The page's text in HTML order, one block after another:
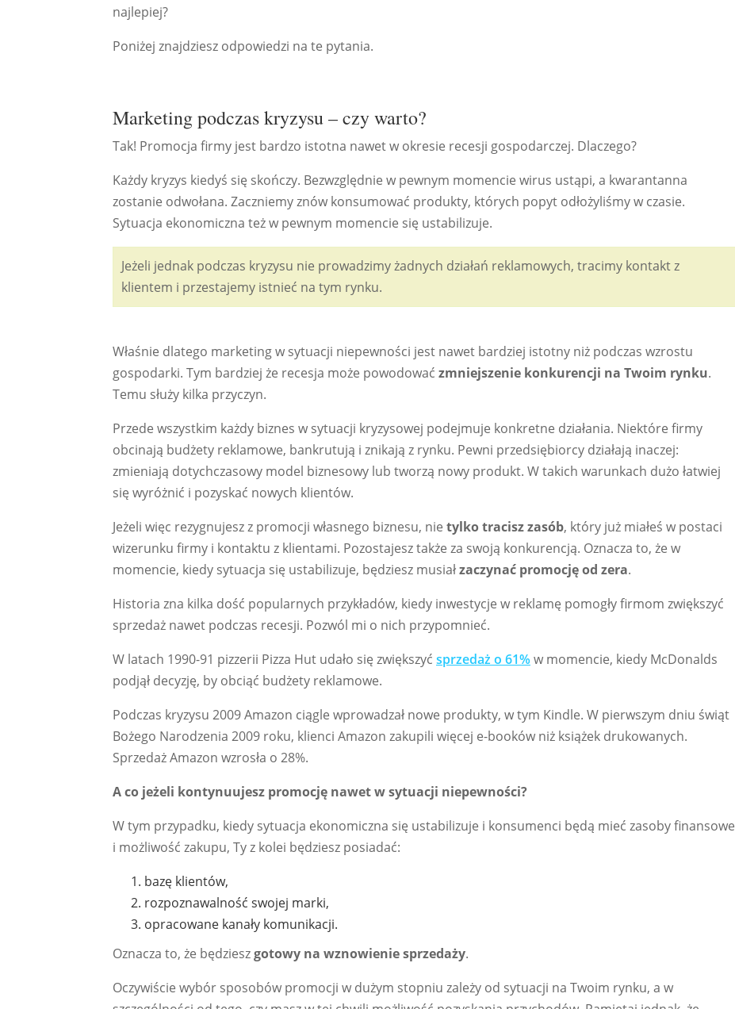
najlepiej?
Poniżej znajdziesz odpowiedzi na te pytania.
Marketing podczas kryzysu – czy warto?
Tak! Promocja firmy jest bardzo istotna nawet w okresie recesji gospodarczej. Dlaczego?
Każdy kryzys kiedyś się skończy. Bezwzględnie w pewnym momencie wirus ustąpi, a kwarantanna
zostanie odwołana. Zaczniemy znów konsumować produkty, których popyt odłożyliśmy w czasie.
Sytuacja ekonomiczna też w pewnym momencie się ustabilizuje.
Jeżeli jednak podczas kryzysu nie prowadzimy żadnych działań reklamowych, tracimy kontakt z
klientem i przestajemy istnieć na tym rynku.
Właśnie dlatego marketing w sytuacji niepewności jest nawet bardziej istotny niż podczas wzrostu
gospodarki. Tym bardziej że recesja może powodować zmniejszenie konkurencji na Twoim rynku.
Temu służy kilka przyczyn.
Przede wszystkim każdy biznes w sytuacji kryzysowej podejmuje konkretne działania. Niektóre firmy
obcinają budżety reklamowe, bankrutują i znikają z rynku. Pewni przedsiębiorcy działają inaczej:
zmieniają dotychczasowy model biznesowy lub tworzą nowy produkt. W takich warunkach dużo łatwiej
się wyróżnić i pozyskać nowych klientów.
Jeżeli więc rezygnujesz z promocji własnego biznesu, nie tylko tracisz zasób, który już miałeś w postaci
wizerunku firmy i kontaktu z klientami. Pozostajesz także za swoją konkurencją. Oznacza to, że w
momencie, kiedy sytuacja się ustabilizuje, będziesz musiałzaczynać promocję od zera.
Historia zna kilka dość popularnych przykładów, kiedy inwestycje w reklamę pomogły firmom zwiększyć
sprzedaż nawet podczas recesji. Pozwól mi o nich przypomnieć.
W latach 1990-91 pizzerii Pizza Hut udało się zwiększyć sprzedaż o 61%w momencie, kiedy McDonalds
podjął decyzję, by obciąć budżety reklamowe.
Podczas kryzysu 2009 Amazon ciągle wprowadzał nowe produkty, w tym Kindle. W pierwszym dniu świąt
Bożego Narodzenia 2009 roku, klienci Amazon zakupili więcej e-booków niż książek drukowanych.
Sprzedaż Amazon wzrosła o 28%.
A co jeżeli kontynuujesz promocję nawet w sytuacji niepewności?
W tym przypadku, kiedy sytuacja ekonomiczna się ustabilizuje i konsumenci będą mieć zasoby finansowe
i możliwość zakupu, Ty z kolei będziesz posiadać:
bazę klientów,
rozpoznawalność swojej marki,
opracowane kanały komunikacji.
Oznacza to, że będzieszgotowy na wznowienie sprzedaży.
Oczywiście wybór sposobów promocji w dużym stopniu zależy od sytuacji na Twoim rynku, a w